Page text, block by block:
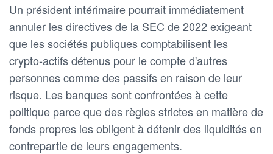
Un président intérimaire pourrait immédiatement
annuler les directives de la SEC de 2022 exigeant
que les sociétés publiques comptabilisent les
crypto-actifs détenus pour le compte d'autres
personnes comme des passifs en raison de leur
risque. Les banques sont confrontées à cette
politique parce que des règles strictes en matière de
fonds propres les obligent à détenir des liquidités en
contrepartie de leurs engagements.